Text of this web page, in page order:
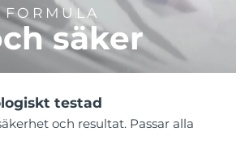
säker
testad
och resultat. Passar alla
Förväntad leverans